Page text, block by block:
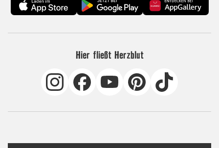
Hier fließt Herzblut